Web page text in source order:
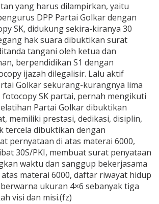
yang harus dilampirkan, yaitu
DPP Partai Golkar dengan
SK, didukung sekira-kiranya 30
hak suara dibuktikan surat
tangani oleh ketua dan
berpendidikan S1 dengan
ijazah dilegalisir. Lalu aktif
Golkar sekurang-kurangnya lima
SK partai, pernah mengikuti
Partai Golkar dibuktikan
memiliki prestasi, dedikasi, disiplin,
tercela dibuktikan dengan
pernyataan di atas materai 6000,
30S/PKI, membuat surat penyataan
waktu dan sanggup bekerjasama
materai 6000, daftar riwayat hidup
ukuran 4×6 sebanyak tiga
visi dan misi.(fz)